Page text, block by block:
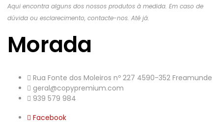
Aqui encontra alguns dos nossos produtos à medida. Em caso de
dúvida ou esclarecimento, contacte-nos. Até já.
Morada
Rua Fonte dos Moleiros nº 227 4590-352 Freamunde
geral@copypremium.com
939 579 984
Facebook